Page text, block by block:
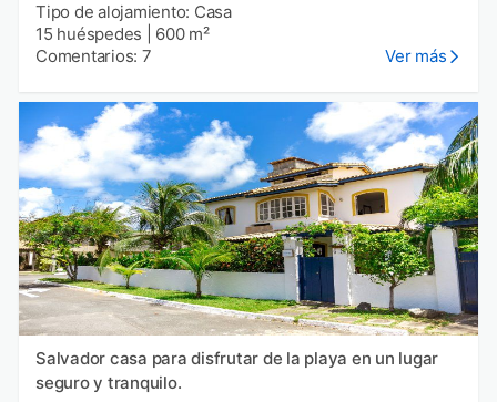
Tipo de alojamiento: Casa
15 huéspedes
600 m²
Comentarios: 7
Ver más
Salvador casa para disfrutar de la playa en un lugar
seguro y tranquilo.